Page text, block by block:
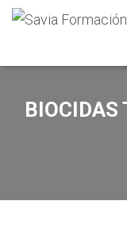
BIOCIDAS